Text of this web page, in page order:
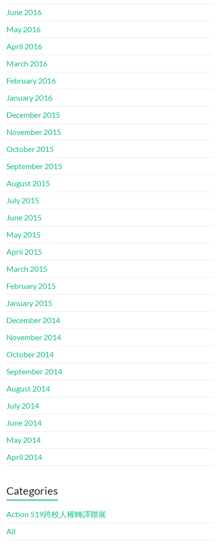
June 2016
May 2016
April 2016
March 2016
February 2016
January 2016
December 2015
November 2015
October 2015
September 2015
August 2015
July 2015
June 2015
May 2015
April 2015
March 2015
February 2015
January 2015
December 2014
November 2014
October 2014
September 2014
August 2014
July 2014
June 2014
May 2014
April 2014
Categories
Action 519跨校人權轉譯聯展
All